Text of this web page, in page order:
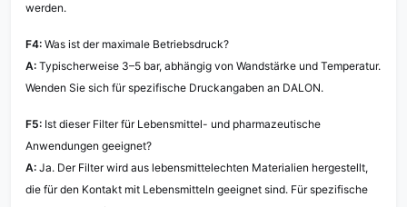
werden.
F4: Was ist der maximale Betriebsdruck?
A: Typischerweise 3–5 bar, abhängig von Wandstärke und Temperatur.
Wenden Sie sich für spezifische Druckangaben an DALON.
F5: Ist dieser Filter für Lebensmittel- und pharmazeutische
Anwendungen geeignet?
A: Ja. Der Filter wird aus lebensmittelechten Materialien hergestellt,
die für den Kontakt mit Lebensmitteln geeignet sind. Für spezifische